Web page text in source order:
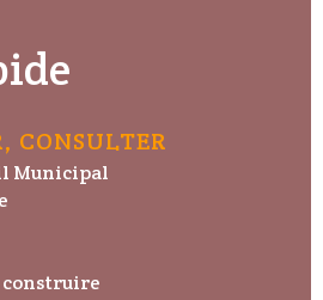
CONSULTER
Municipal
construire